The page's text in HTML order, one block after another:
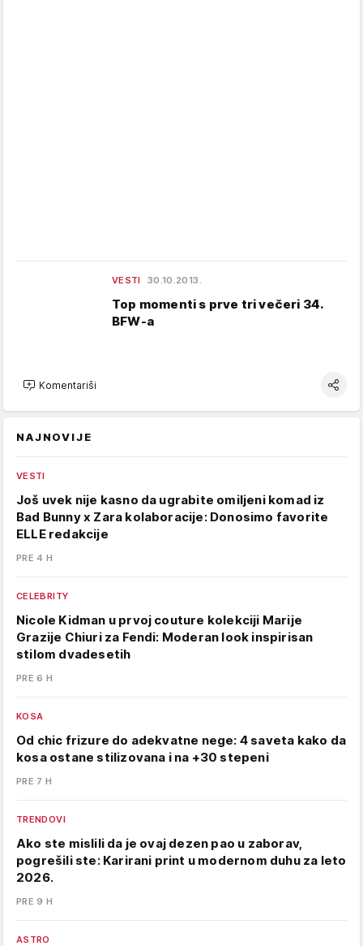
VESTI 30.10.2013.
Top momenti s prve tri večeri 34.
BFW-a
Komentariši
NAJNOVIJE
VESTI
Još uvek nije kasno da ugrabite omiljeni komad iz
Bad Bunny x Zara kolaboracije: Donosimo favorite
ELLE redakcije
PRE 4 H
CELEBRITY
Nicole Kidman u prvoj couture kolekciji Marije
Grazije Chiuri za Fendi: Moderan look inspirisan
stilom dvadesetih
PRE 6 H
KOSA
Od chic frizure do adekvatne nege: 4 saveta kako da
kosa ostane stilizovana i na +30 stepeni
PRE 7 H
TRENDOVI
Ako ste mislili da je ovaj dezen pao u zaborav,
pogrešili ste: Karirani print u modernom duhu za leto
2026.
PRE 9 H
ASTRO